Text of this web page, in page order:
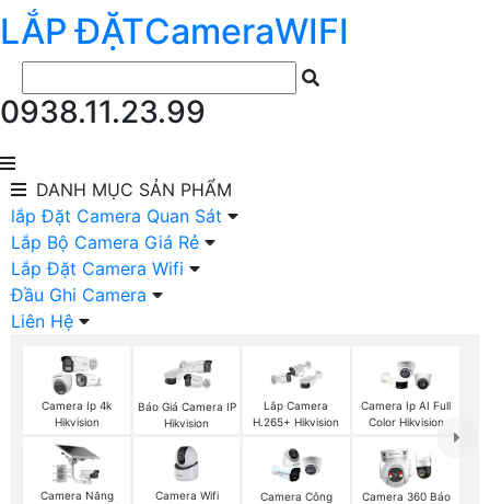
LẮP ĐẶTCameraWIFI
0938.11.23.99
DANH MỤC SẢN PHẨM
lắp Đặt Camera Quan Sát
Lắp Bộ Camera Giá Rẻ
Lắp Đặt Camera Wifi
Đầu Ghi Camera
Liên Hệ
Camera Ip 4k
Hikvision
Báo Giá Camera IP
Hikvision
Lắp Camera
H.265+ Hikvision
Camera Ip AI Full
Color Hikvision
Camera Năng
Camera Wifi
Camera Công
Camera 360 Báo